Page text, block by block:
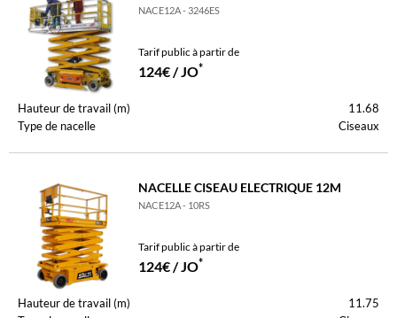
NACE12A - 3246ES
Tarif public à partir de
124€ / JO*
Hauteur de travail (m)
11.68
Type de nacelle
Ciseaux
NACELLE CISEAU ELECTRIQUE 12M
NACE12A - 10RS
Tarif public à partir de
124€ / JO*
Hauteur de travail (m)
11.75